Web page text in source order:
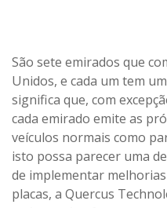
São sete emirados que
Unidos, e cada um tem
significa que, com
cada emirado emite as
veículos normais como
isto possa parecer uma
de implementar
placas, a Quercus